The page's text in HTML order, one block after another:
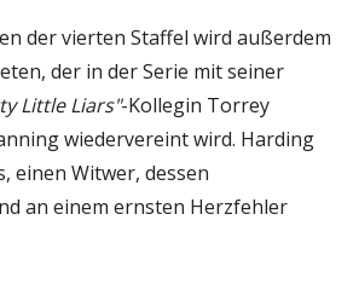
der vierten Staffel wird außerdem
der in der Serie mit seiner
Little Liars"-Kollegin Torrey
wiedervereint wird. Harding
einen Witwer, dessen
an einem ernsten Herzfehler